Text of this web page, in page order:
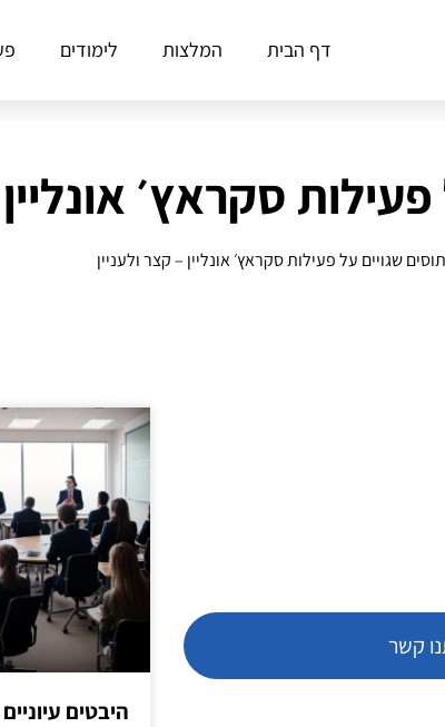
דף הבית המלצות לימודים
קשר
היבטים